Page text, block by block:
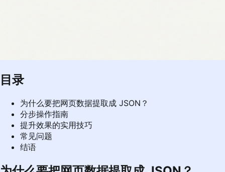
目录
为什么要把网页数据提取成 JSON？
分步操作指南
提升效果的实用技巧
常见问题
结语